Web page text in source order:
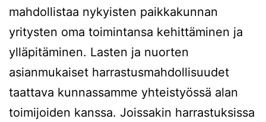
mahdollistaa nykyisten paikkakunnan
yritysten oma toimintansa kehittäminen ja
ylläpitäminen. Lasten ja nuorten
asianmukaiset harrastusmahdollisuudet
taattava kunnassamme yhteistyössä alan
toimijoiden kanssa. Joissakin harrastuksissa